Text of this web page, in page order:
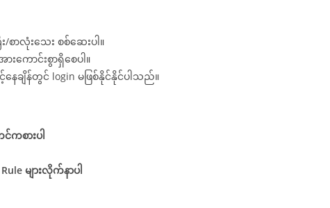
/စာလုံးသေး စစ်ဆေးပါ။
ကောင်းစွာရှိစေပါ။
ေချိန်တွင် login မဖြစ်နိုင်နိုင်ပါသည်။
ကစားပါ
များလိုက်နာပါ